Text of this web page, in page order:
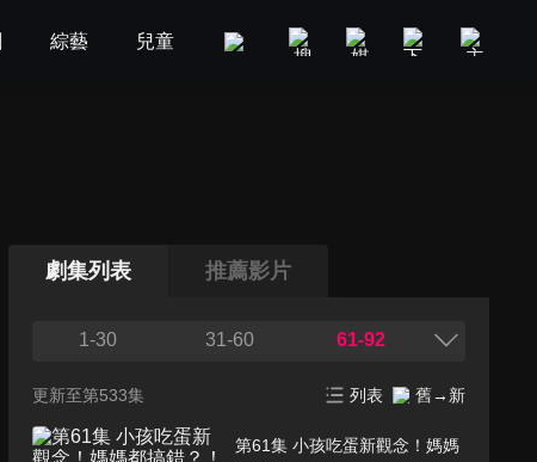
綜藝 兒童 GOOD TV 娛樂 美食旅遊
劇集列表 推薦影片
1-30 31-60 61-92
更新至第533集 列表 舊→新
第61集 小孩吃蛋新觀念！媽媽